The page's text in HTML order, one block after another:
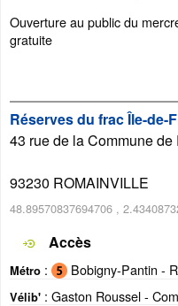
Ouverture au public du
gratuite
Réserves du frac Île-de-
43 rue de la Commune de
93230 ROMAINVILLE
48.89570837694706 ,
Accès
Métro : Bobigny-Pantin -
Vélib' : Gaston Roussel -